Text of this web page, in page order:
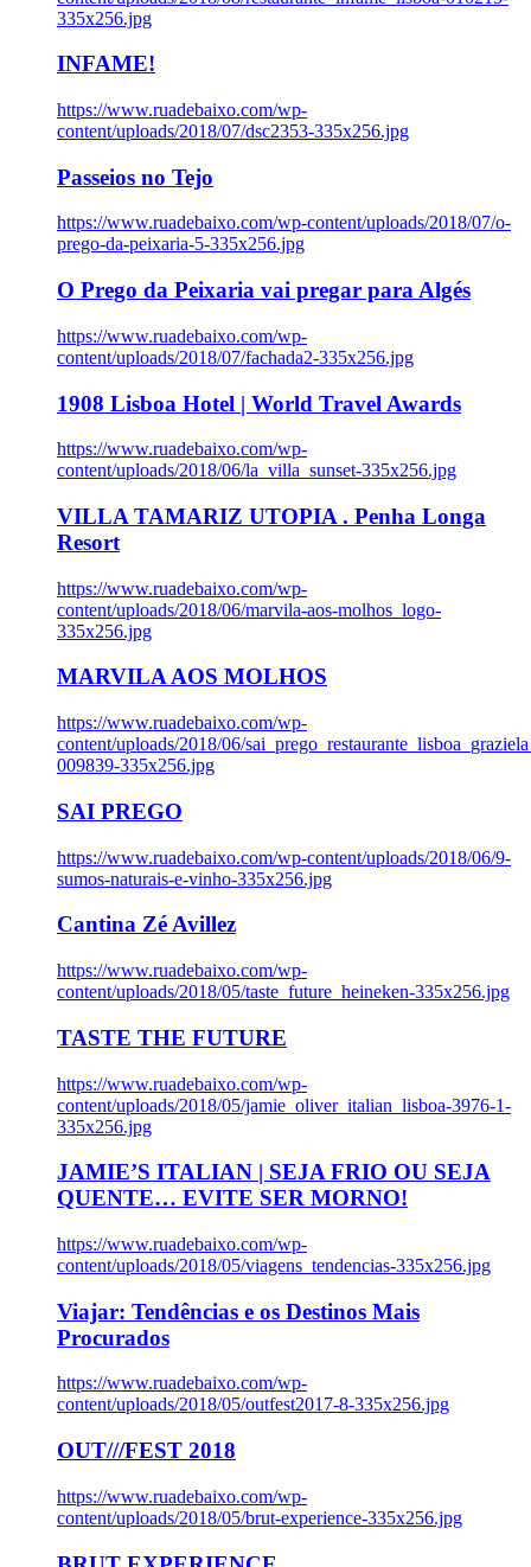
335x256.jpg
INFAME!
https://www.ruadebaixo.com/wp-
content/uploads/2018/07/dsc2353-335x256.jpg
Passeios no Tejo
https://www.ruadebaixo.com/wp-content/uploads/2018/07/o-
prego-da-peixaria-5-335x256.jpg
O Prego da Peixaria vai pregar para Algés
https://www.ruadebaixo.com/wp-
content/uploads/2018/07/fachada2-335x256.jpg
1908 Lisboa Hotel | World Travel Awards
https://www.ruadebaixo.com/wp-
content/uploads/2018/06/la_villa_sunset-335x256.jpg
VILLA TAMARIZ UTOPIA . Penha Longa
Resort
https://www.ruadebaixo.com/wp-
content/uploads/2018/06/marvila-aos-molhos_logo-
335x256.jpg
MARVILA AOS MOLHOS
https://www.ruadebaixo.com/wp-
content/uploads/2018/06/
009839-335x256.jpg
SAI PREGO
https://www.ruadebaixo.com/wp-content/uploads/2018/06/9-
sumos-naturais-e-vinho-335x256.jpg
Cantina Zé Avillez
https://www.ruadebaixo.com/wp-
content/uploads/2018/05/taste_future_heineken-335x256.jpg
TASTE THE FUTURE
https://www.ruadebaixo.com/wp-
content/uploads/2018/05/jamie_oliver_italian_lisboa-3976-1-
335x256.jpg
JAMIE’S ITALIAN | SEJA FRIO OU SEJA
QUENTE… EVITE SER MORNO!
https://www.ruadebaixo.com/wp-
content/uploads/2018/05/viagens_tendencias-335x256.jpg
Viajar: Tendências e os Destinos Mais
Procurados
https://www.ruadebaixo.com/wp-
content/uploads/2018/05/outfest2017-8-335x256.jpg
OUT///FEST 2018
https://www.ruadebaixo.com/wp-
content/uploads/2018/05/brut-experience-335x256.jpg